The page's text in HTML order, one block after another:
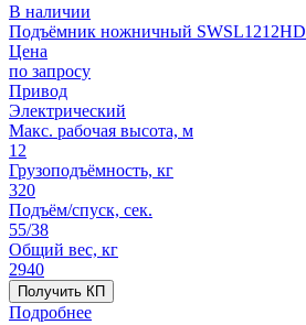
В наличии
Подъёмник ножничный SWSL1212HD
Цена
по запросу
Привод
Электрический
Макс. рабочая высота, м
12
Грузоподъёмность, кг
320
Подъём/спуск, сек.
55/38
Общий вес, кг
2940
Получить КП
Подробнее